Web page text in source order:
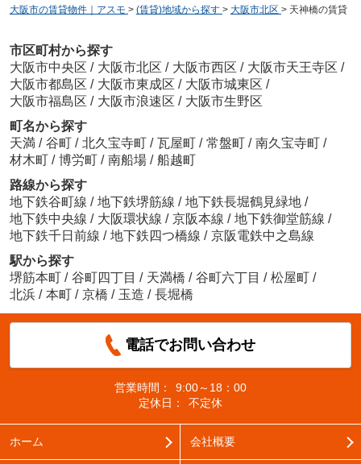
大阪市の賃貸物件｜アスモ > (賃貸)地域から探す > 大阪市北区 > 天神橋の賃貸
市区町村から探す
大阪市中央区 / 大阪市北区 / 大阪市西区 / 大阪市天王寺区 /
大阪市都島区 / 大阪市東成区 / 大阪市城東区 /
大阪市福島区 / 大阪市浪速区 / 大阪市生野区
町名から探す
天満 / 谷町 / 北久宝寺町 / 瓦屋町 / 常盤町 / 南久宝寺町 /
材木町 / 博労町 / 南船場 / 船越町
路線から探す
地下鉄谷町線 / 地下鉄堺筋線 / 地下鉄長堀鶴見緑地 /
地下鉄中央線 / 大阪環状線 / 京阪本線 / 地下鉄御堂筋線 /
地下鉄千日前線 / 地下鉄四つ橋線 / 京阪電鉄中之島線
駅から探す
堺筋本町 / 谷町四丁目 / 天満橋 / 谷町六丁目 / 松屋町 /
北浜 / 本町 / 京橋 / 玉造 / 長堀橋
電話でお問い合わせ
営業時間：
9:00～18：00
定休日：
不定休
ホーム 会社概要